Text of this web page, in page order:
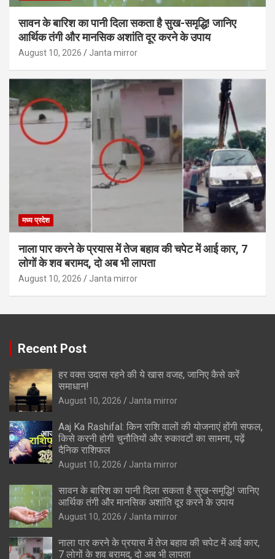
सावन के बारिश का पानी दिला सकता है सुख-समृद्धि! जानिए
आर्थिक तंगी और मानसिक अशांति दूर करने के उपाय
August 10, 2026 Janta mirror
मध्य प्रदेश
नाला पार करने के प्रयास में तेज बहाव की चपेट में आई कार, 7
लोगों के शव बरामद, दो अब भी लापता
August 10, 2026 Janta mirror
Recent Post
हर वक्त उदास रहने की ये खास वजह, जानिए कैसे करें
समाधान!
August 10, 2026 Janta mirror
Aaj Ka Rashifal: किन राशि वालों की योजनाएं होंगी सफल,
किसे करनी होगी चुनौतियों और रुकावटों का सामना, पढ़ें
दैनिक राशिफल
August 10, 2026 Janta mirror
सावन के बारिश का पानी दिला सकता है सुख-समृद्धि! जानिए
आर्थिक तंगी और मानसिक अशांति दूर करने के उपाय
August 10, 2026 Janta mirror
नाला पार करने के प्रयास में तेज बहाव की चपेट में आई कार,
7 लोगों के शव बरामद, दो अब भी लापता